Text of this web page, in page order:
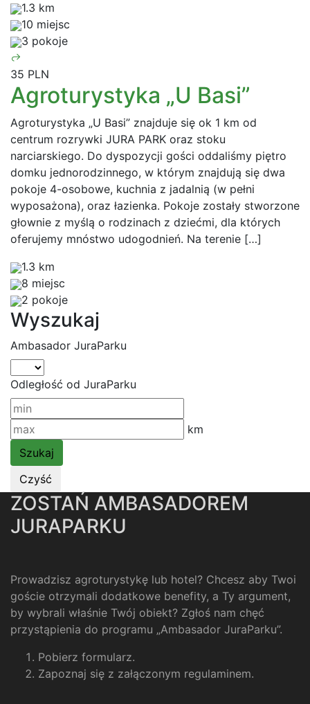
1.3 km
10 miejsc
3 pokoje
35 PLN
Agroturystyka „U Basi”
Agroturystyka „U Basi” znajduje się ok 1 km od
centrum rozrywki JURA PARK oraz stoku
narciarskiego. Do dyspozycji gości oddaliśmy piętro
domku jednorodzinnego, w którym znajdują się dwa
pokoje 4-osobowe, kuchnia z jadalnią (w pełni
wyposażona), oraz łazienka. Pokoje zostały stworzone
głownie z myślą o rodzinach z dziećmi, dla których
oferujemy mnóstwo udogodnień. Na terenie […]
1.3 km
8 miejsc
2 pokoje
Wyszukaj
Ambasador JuraParku
Odległość od JuraParku
km
ZOSTAŃ AMBASADOREM
JURAPARKU
Prowadzisz agroturystykę lub hotel? Chcesz aby Twoi
goście otrzymali dodatkowe benefity, a Ty argument,
by wybrali właśnie Twój obiekt? Zgłoś nam chęć
przystąpienia do programu „Ambasador JuraParku”.
Pobierz formularz.
Zapoznaj się z załączonym regulaminem.